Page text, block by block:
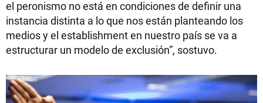
el peronismo no está en condiciones de definir una
instancia distinta a lo que nos están planteando los
medios y el establishment en nuestro país se va a
estructurar un modelo de exclusión”, sostuvo.